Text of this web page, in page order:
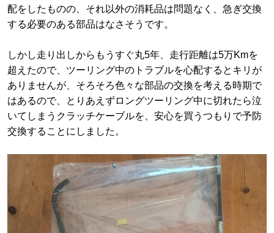
配をしたものの、それ以外の消耗品は問題なく、急ぎ交換
する必要のある部品はなさそうです。
しかし走り出しからもうすぐ丸5年、走行距離は5万Kmを
超えたので、ツーリング中のトラブルを心配するとキリが
ありませんが、そろそろ色々な部品の交換を考える時期で
はあるので、とりあえずロングツーリング中に切れたら泣
いてしまうクラッチケーブルを、安心を買うつもりで予防
交換することにしました。